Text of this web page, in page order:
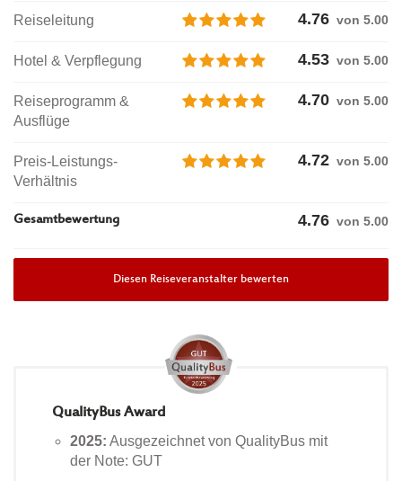
Reiseleitung 4.76 von 5.00
Hotel & Verpflegung 4.53 von 5.00
Reiseprogramm &
Ausflüge
4.70 von 5.00
Preis-Leistungs-
Verhältnis
4.72 von 5.00
Gesamtbewertung 4.76 von 5.00
Diesen Reiseveranstalter bewerten
QualityBus Award
2025: Ausgezeichnet von QualityBus mit
der Note: GUT